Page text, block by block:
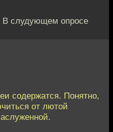
В слудующем опросе
содержатся. Понятно,
от лютой